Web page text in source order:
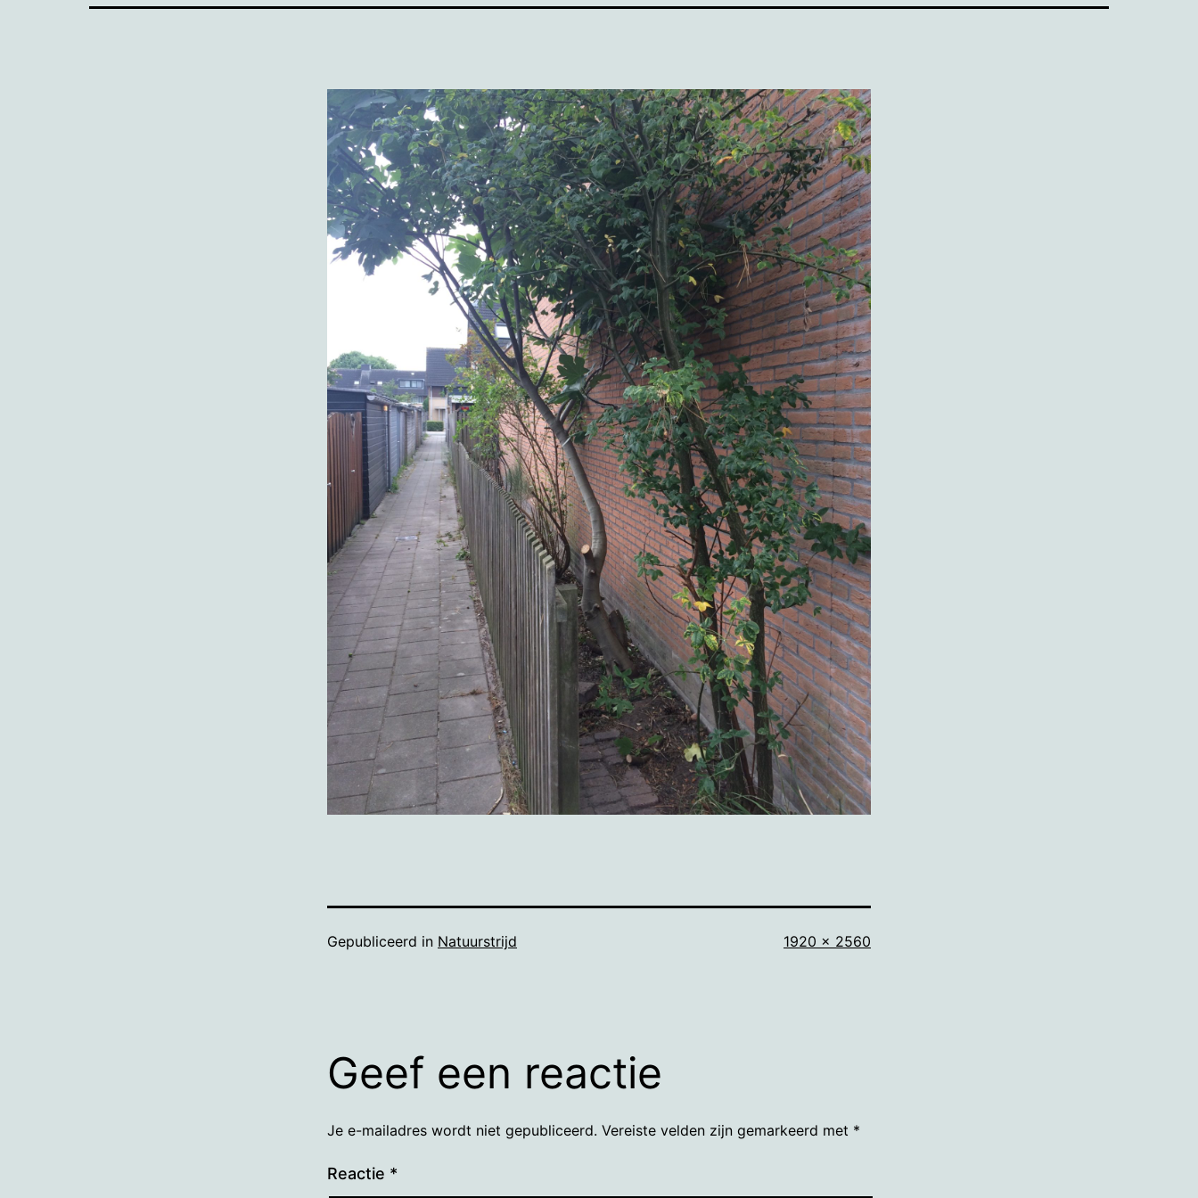
Gepubliceerd in Natuurstrijd
Volledige
1920 × 2560
Geef een reactie
Je e-mailadres wordt niet gepubliceerd. Vereiste velden zijn gemarkeerd met *
Reactie *